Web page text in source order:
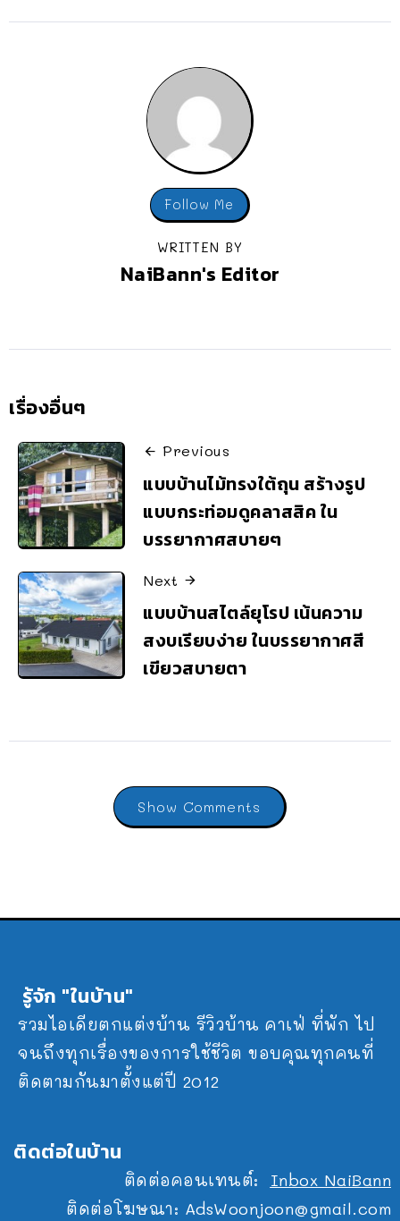
Follow Me
WRITTEN BY
NaiBann's Editor
เรื่องอื่นๆ
Previous
แบบบ้านไม้ทรงใต้ถุน สร้างรูป
แบบกระท่อมดูคลาสสิค ใน
บรรยากาศสบายๆ
Next
แบบบ้านสไตล์ยุโรป เน้นความ
สงบเรียบง่าย ในบรรยากาศสี
เขียวสบายตา
Show Comments
รู้จัก "ในบ้าน"
รวมไอเดียตกแต่งบ้าน รีวิวบ้าน คาเฟ่ ที่พัก ไป
จนถึงทุกเรื่องของการใช้ชีวิต ขอบคุณทุกคนที่
ติดตามกันมาตั้งแต่ปี 2012
ติดต่อในบ้าน
ติดต่อคอนเทนต์: Inbox NaiBann
ติดต่อโฆษณา: AdsWoonjoon@gmail.com